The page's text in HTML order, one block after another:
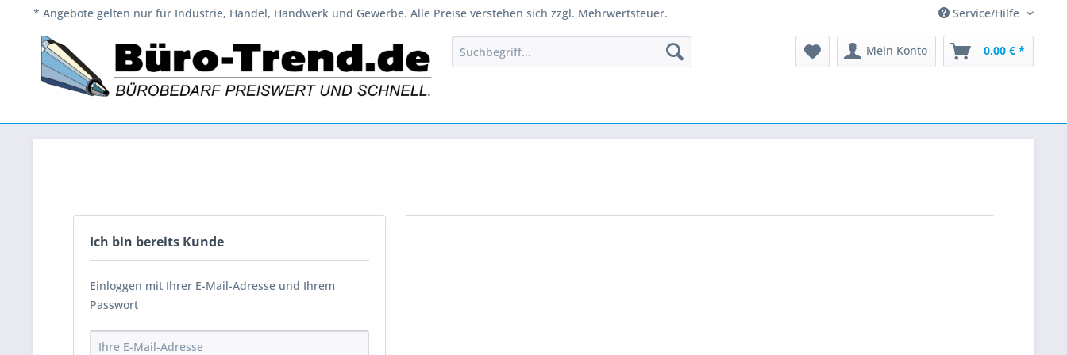
* Angebote gelten nur für Industrie, Handel, Handwerk und Gewerbe. Alle Preise verstehen sich zzgl. Mehrwertsteuer. Service/Hilfe
Mein Konto 0,00 € *
Ich bin bereits Kunde
Einloggen mit Ihrer E-Mail-Adresse und Ihrem
Passwort